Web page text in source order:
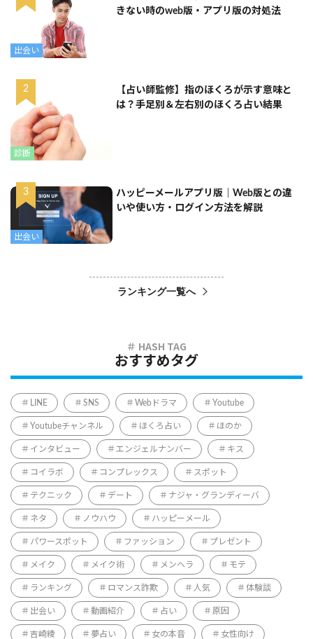
出会い
きない時のweb版・アプリ版の対処法
診断
【占い師監修】指のほくろが示す意味と
は？手足別＆左右別のほくろ占い結果
出会い
ハッピーメールアプリ版｜Web版との違
いや使い方・ログイン方法を解説
ランキング一覧へ
おすすめタグ
LINE SNS Webドラマ Youtube
Youtubeチャンネル ほくろ占い ほのか
インタビュー エンジェルナンバー キス
コイラボ コンプレックス スポット
テクニック デート ナジャ・グランディーバ
ネタ ノウハウ ハッピーメール
パワースポット ファッション プレゼント
メイク メイク術 メンヘラ モテ
ランキング ロマンス詐欺 人気 体験談
出会い 動画紹介 占い 原因
吉崎綾 夢占い 女の本音 女性向け